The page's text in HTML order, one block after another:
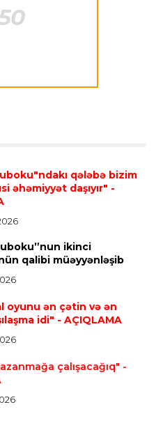
daşıyan yeni
dan inamlı qələbə
prezidenti
"Arsenal"da
çempionatında
qələbə bizim
əhəmiyyət daşıyır" -
ikinci
qalibi müəyyənləşib
oyunu ən çətin və ən
idi" - AÇIQLAMA
çalışacağıq" -